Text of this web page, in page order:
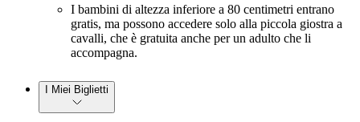
I bambini di altezza inferiore a 80 centimetri entrano
gratis, ma possono accedere solo alla piccola giostra a
cavalli, che è gratuita anche per un adulto che li
accompagna.
I Miei Biglietti